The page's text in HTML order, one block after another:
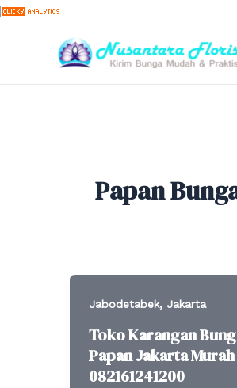
Skip
content
Papan
Jabodetabek, Jakarta
Toko Karangan
Papan Jakarta Murah
082161241200